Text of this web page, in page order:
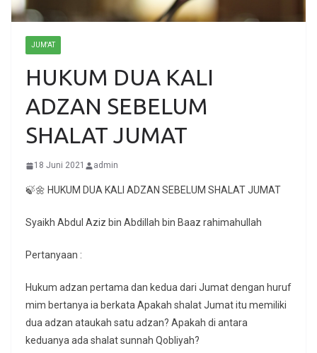
JUM'AT
HUKUM DUA KALI
ADZAN SEBELUM
SHALAT JUMAT
18 Juni 2021 admin
🍃🌼 HUKUM DUA KALI ADZAN SEBELUM SHALAT JUMAT
Syaikh Abdul Aziz bin Abdillah bin Baaz rahimahullah
Pertanyaan :
Hukum adzan pertama dan kedua dari Jumat dengan huruf
mim bertanya ia berkata Apakah shalat Jumat itu memiliki
dua adzan ataukah satu adzan? Apakah di antara
keduanya ada shalat sunnah Qobliyah?